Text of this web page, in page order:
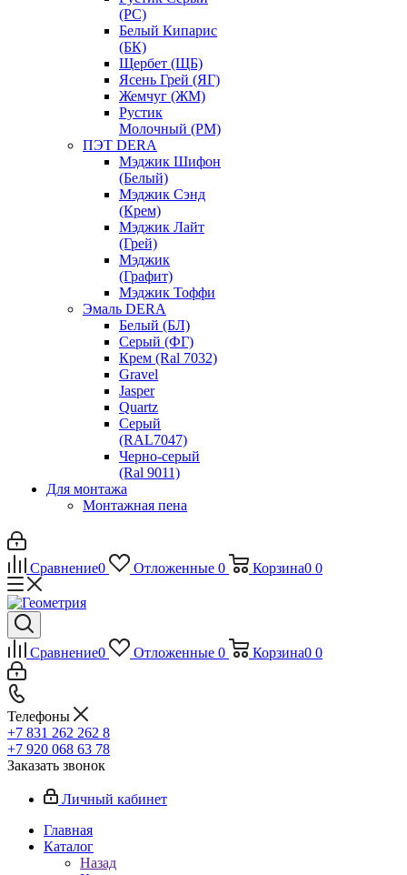
(РС)
Белый Кипарис
(БК)
Щербет (ЩБ)
Ясень Грей (ЯГ)
Жемчуг (ЖМ)
Рустик
Молочный (РМ)
ПЭТ DERA
Мэджик Шифон
(Белый)
Мэджик Сэнд
(Крем)
Мэджик Лайт
(Грей)
Мэджик
(Графит)
Мэджик Тоффи
Эмаль DERA
Белый (БЛ)
Серый (ФГ)
Крем (Ral 7032)
Gravel
Jasper
Quartz
Серый
(RAL7047)
Черно-серый
(Ral 9011)
Для монтажа
Монтажная пена
Сравнение0 Отложенные 0 Корзина0 0
Сравнение0 Отложенные 0 Корзина0 0
Телефоны
+7 831 262 262 8
+7 920 068 63 78
Заказать звонок
Личный кабинет
Главная
Каталог
Назад